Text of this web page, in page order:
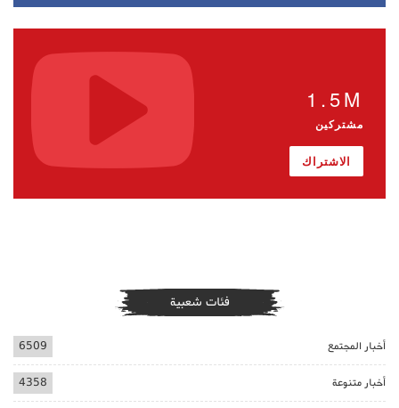
1.5M
مشتركين
الاشتراك
فئات شعبية
أخبار المجتمع 6509
أخبار متنوعة 4358